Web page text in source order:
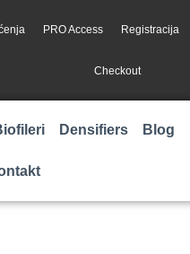
PRO Access Registracija
Checkout
Densifiers Blog